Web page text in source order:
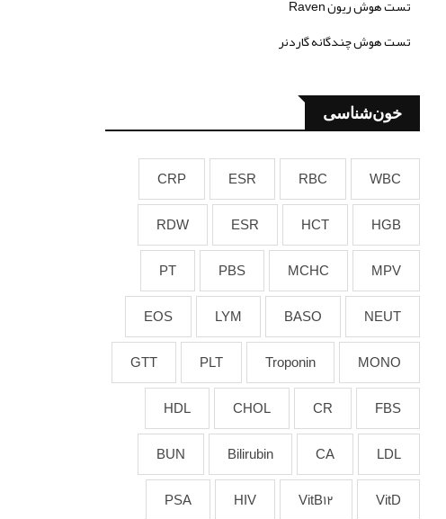
تست هوش ریون Raven
تست هوش چندگانه گاردنر
خون‌شناسی
WBC
RBC
ESR
CRP
HGB
HCT
ESR
RDW
MPV
MCHC
PBS
PT
NEUT
BASO
LYM
EOS
MONO
Troponin
PLT
GTT
FBS
CR
CHOL
HDL
LDL
CA
Bilirubin
BUN
VitD
VitB12
HIV
PSA